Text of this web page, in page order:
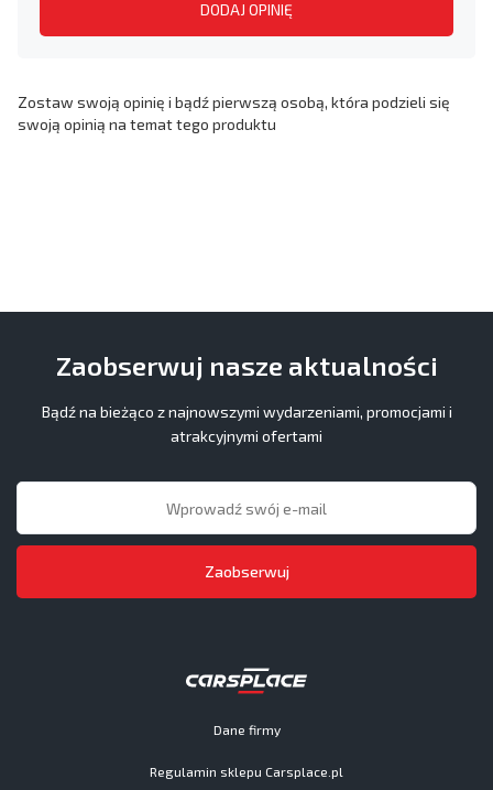
DODAJ OPINIĘ
Zostaw swoją opinię i bądź pierwszą osobą, która podzieli się
swoją opinią na temat tego produktu
Dane firmy
Regulamin sklepu Carsplace.pl
Zaobserwuj nasze aktualności
Bądź na bieżąco z najnowszymi wydarzeniami, promocjami i
atrakcyjnymi ofertami
Zaobserwuj